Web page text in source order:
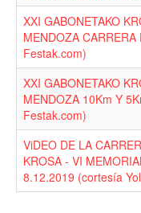
XXI GABONETAKO
MENDOZA
Festak.com)
XXI GABONETAKO
MENDOZA 10Km Y
Festak.com)
ViDEO DE LA
KROSA - VI
8.12.2019 (cortesía